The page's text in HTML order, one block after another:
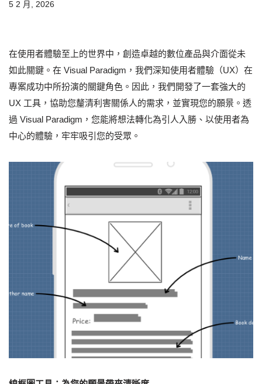
5 2 月, 2026
在使用者體驗至上的世界中，創造卓越的數位產品與介面從未
如此關鍵。在 Visual Paradigm，我們深知使用者體驗（UX）在
專案成功中所扮演的關鍵角色。因此，我們開發了一套強大的
UX 工具，協助您釐清利害關係人的需求，並實現您的願景。透
過 Visual Paradigm，您能將想法轉化為引人入勝、以使用者為
中心的體驗，牢牢吸引您的受眾。